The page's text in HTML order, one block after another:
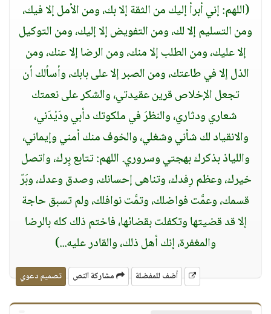
(اللهم: إني أبرأ إليك من الثقة إلا بك، ومن الأمل إلا فيك،
ومن التسليم إلا لك، ومن التفويض إلا إليك، ومن التوكيل
إلا عليك، ومن الطلب إلا منك، ومن الرضا إلا عنك، ومن
الذل إلا في طاعتك، ومن الصبر إلا على بابك، وأسألك أن
تجعل الإخلاص قرين عقيدتي، والشكر على نعمتك
شعاري ودثاري، والنظرَ في ملكوتك دأبي ودَيْدَني،
والانقياد لك شأني وشغلي، والخوف منك أمني وإيماني،
واللياذ بذكرك بهجتي وسروري. اللهم: تتابع بِرك، واتصل
خيرك، وعظم رِفدك، وتناهى إحسانك، وصدق وعدك، وبَرّ
قسمك، وعمَّت فواضلك، وتمَّت نوافلك، ولم تسبق حاجة
إلا قد قضيتها وتكفلت بقضائها، فاختم ذلك كله بالرضا
والمغفرة، إنك أهل ذلك، والقادر عليه...)
أضف للمفضلة مشاركة النص تصميم دعوي